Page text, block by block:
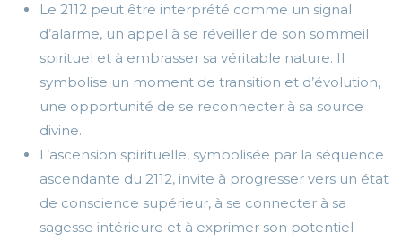
Le 2112 peut être interprété comme un signal
d’alarme, un appel à se réveiller de son sommeil
spirituel et à embrasser sa véritable nature. Il
symbolise un moment de transition et d’évolution,
une opportunité de se reconnecter à sa source
divine.
L’ascension spirituelle, symbolisée par la séquence
ascendante du 2112, invite à progresser vers un état
de conscience supérieur, à se connecter à sa
sagesse intérieure et à exprimer son potentiel